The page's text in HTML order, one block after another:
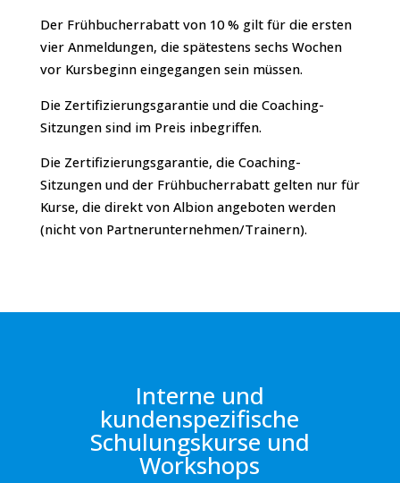
Der Frühbucherrabatt von 10 % gilt für die ersten
vier Anmeldungen, die spätestens sechs Wochen
vor Kursbeginn eingegangen sein müssen.
Die Zertifizierungsgarantie und die Coaching-
Sitzungen sind im Preis inbegriffen.
Die Zertifizierungsgarantie, die Coaching-
Sitzungen und der Frühbucherrabatt gelten nur für
Kurse, die direkt von Albion angeboten werden
(nicht von Partnerunternehmen/Trainern).
Interne und
kundenspezifische
Schulungskurse und
Workshops​